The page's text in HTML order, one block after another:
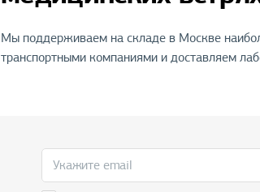
Мы поддерживаем на складе в Москве
транспортными компаниями и доставляем